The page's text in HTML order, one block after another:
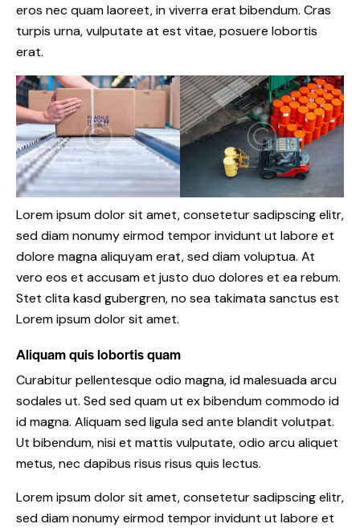
eros nec quam laoreet, in viverra erat bibendum. Cras
turpis urna, vulputate at est vitae, posuere lobortis
erat.
Lorem ipsum dolor sit amet, consetetur sadipscing elitr,
sed diam nonumy eirmod tempor invidunt ut labore et
dolore magna aliquyam erat, sed diam voluptua. At
vero eos et accusam et justo duo dolores et ea rebum.
Stet clita kasd gubergren, no sea takimata sanctus est
Lorem ipsum dolor sit amet.
Aliquam quis lobortis quam
Curabitur pellentesque odio magna, id malesuada arcu
sodales ut. Sed sed quam ut ex bibendum commodo id
id magna. Aliquam sed ligula sed ante blandit volutpat.
Ut bibendum, nisi et mattis vulputate, odio arcu aliquet
metus, nec dapibus risus risus quis lectus.
Lorem ipsum dolor sit amet, consetetur sadipscing elitr,
sed diam nonumy eirmod tempor invidunt ut labore et